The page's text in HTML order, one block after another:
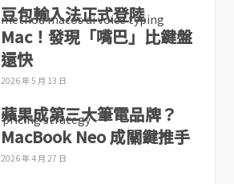
豆包輸入法正式登陸
Mac！發現「嘴巴」比鍵盤
還快
2026 年 5 月 13 日
蘋果成第三大筆電品牌？
MacBook Neo 成關鍵推手
2026 年 4 月 27 日